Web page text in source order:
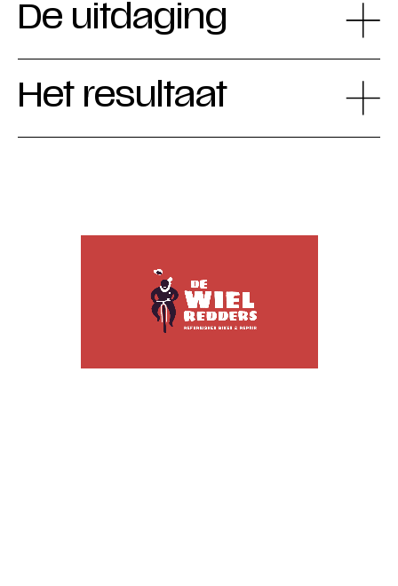
De uitdaging
Het resultaat
Antwerpen en Lier markeert een belangrijke
verheugd over de positieve impact van dit
project en kijken we uit naar verdere